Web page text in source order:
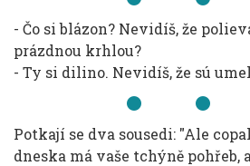
- Čo si blázon? Nevidíš, že
prázdnou krhlou?
- Ty si dilino. Nevidíš, že sú
Potkají se dva sousedi: "Ale
dneska má vaše tchýně pohřeb,